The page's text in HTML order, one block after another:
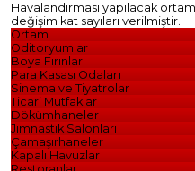
Havalandırması yapılacak
değişim kat sayıları verilmiştir.
Ortam
Oditoryumlar
Boya Fırınları
Para Kasası Odaları
Sinema ve Tiyatrolar
Ticari Mutfaklar
Dökümhaneler
Jimnastik Salonları
Çamaşırhaneler
Kapalı Havuzlar